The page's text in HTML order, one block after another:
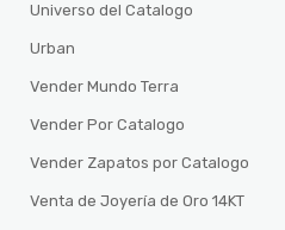
Universo del Catalogo
Urban
Vender Mundo Terra
Vender Por Catalogo
Vender Zapatos por Catalogo
Venta de Joyería de Oro 14KT